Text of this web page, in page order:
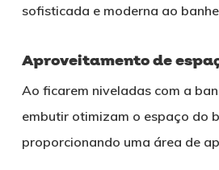
sofisticada e moderna ao
Aproveitamento de
Ao ficarem niveladas com a
embutir otimizam o espaço do
proporcionando uma área de